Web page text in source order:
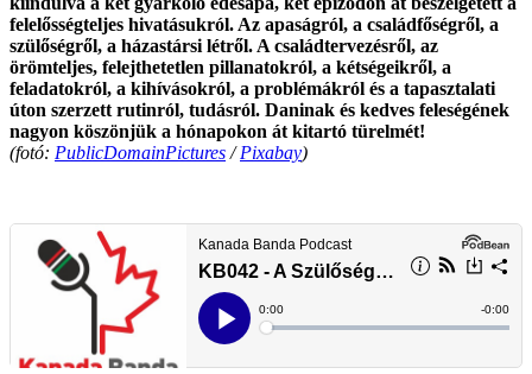
felelősségteljes hivatásukról. Az apaságról, a családfőségről, a
szülőségről, a házastársi létről. A családtervezésről, az
örömteljes, felejthetetlen pillanatokról, a kétségeikről, a
feladatokról, a kihívásokról, a problémákról és a tapasztalati
úton szerzett rutinról, tudásról. Daninak és kedves feleségének
nagyon köszönjük a hónapokon át kitartó türelmét!
(fotó: PublicDomainPictures /Pixabay)